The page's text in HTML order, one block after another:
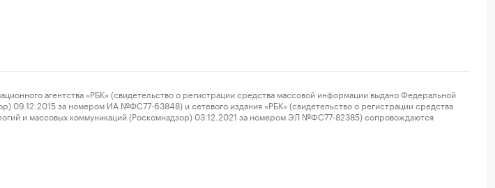
агентства «РБК» (свидетельство о регистрации средства массовой информации выдано Федеральной
09.12.2015 за номером ИА №ФС77-63848) и сетевого издания «РБК» (свидетельство о регистрации средства
и массовых коммуникаций (Роскомнадзор) 03.12.2021 за номером ЭЛ №ФС77-82385) сопровождаются